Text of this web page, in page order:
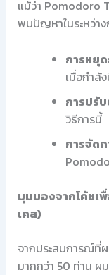
แม้ว่า Pomodoro
พบปัญหาในระหว่าง
การหยุ
เมื่อกำลั
การปรั
วิธีการนี้
การจัด
มุมมองจากโค้ชเ
เคส)
จากประสบการณ์ที่
มากกว่า 50 ท่าน